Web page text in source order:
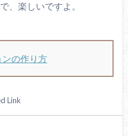
、楽しいですよ。
の作り方
Link